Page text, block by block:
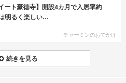
ート豪徳寺】開設4カ月で入居率約
明るく楽しい...
チャーミンのおでかけ
続きを見る